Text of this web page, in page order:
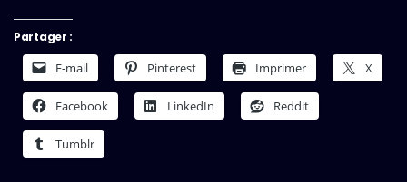
Partager :
E-mail Pinterest Imprimer X
Facebook LinkedIn Reddit
Tumblr